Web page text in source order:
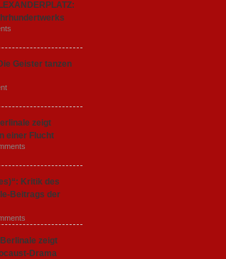
Geister tanzen
zeigt
einer Flucht
Kritik des
Beitrags der
zeigt
Drama